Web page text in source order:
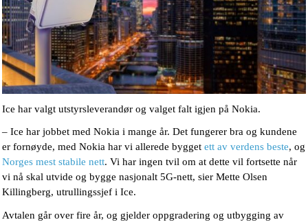
Ice har valgt utstyrsleverandør og valget falt igjen på Nokia.
– Ice har jobbet med Nokia i mange år. Det fungerer bra og kundene
er fornøyde, med Nokia har vi allerede bygget ett av verdens beste, og
Norges mest stabile nett. Vi har ingen tvil om at dette vil fortsette når
vi nå skal utvide og bygge nasjonalt 5G-nett, sier Mette Olsen
Killingberg, utrullingssjef i Ice.
Avtalen går over fire år, og gjelder oppgradering og utbygging av